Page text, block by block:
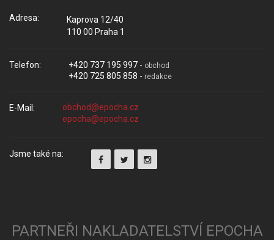
Adresa:
Kaprova 12/40
110 00 Praha 1
Telefon: +420 737 195 997 - obchod
+420 725 805 858 - redakce
E-Mail:
Jsme také na:
PARTNEŘI NAKLADATELSTVÍ EPOCHA